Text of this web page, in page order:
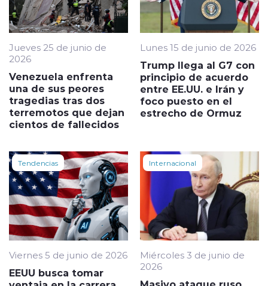
Jueves 25 de junio de
2026
Venezuela enfrenta
una de sus peores
tragedias tras dos
terremotos que dejan
cientos de fallecidos
Lunes 15 de junio de 2026
Trump llega al G7 con
principio de acuerdo
entre EE.UU. e Irán y
foco puesto en el
estrecho de Ormuz
Tendencias
Viernes 5 de junio de 2026
EEUU busca tomar
Internacional
Miércoles 3 de junio de
2026